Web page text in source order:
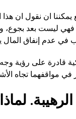
ان نقول ان هذا
فهي ليست بعد
في عدم إنفاق المال
قادرة على رؤية
مواقفهما تجاه